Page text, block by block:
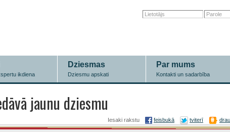
ikdiena
Dziesmas
Dziesmu apskati
Par mums
Kontakti un sadarbība
jaunu dziesmu
Iesaki rakstu feisbukā tviterī